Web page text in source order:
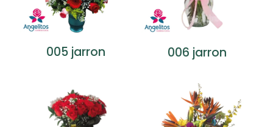
005 jarron 006 jarron